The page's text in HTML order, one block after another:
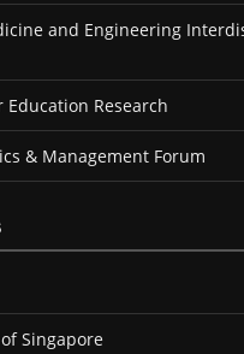
and Engineering
Education Research
& Management Forum
Singapore